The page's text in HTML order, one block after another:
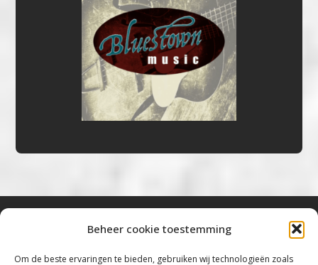
Beheer cookie toestemming
Om de beste ervaringen te bieden, gebruiken wij technologieën zoals